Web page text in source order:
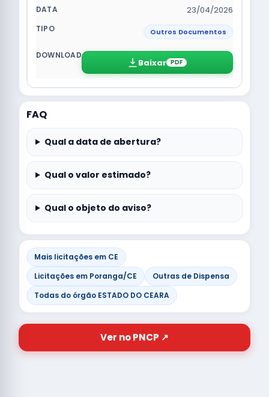
23/04/2026
Outros Documentos
Baixar PDF
FAQ
Qual a data de abertura?
Qual o valor estimado?
Qual o objeto do aviso?
Mais licitações em CE
Licitações em Poranga/CE
Outras de Dispensa
Todas do órgão ESTADO DO CEARA
Ver no PNCP ↗